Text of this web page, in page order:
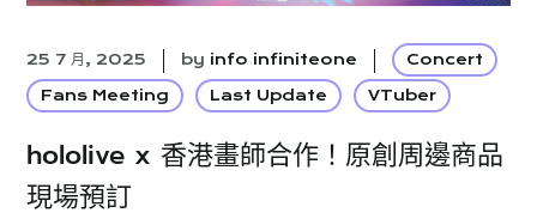
25 7 月, 2025 by info infiniteone
Concert
Fans Meeting
Last Update VTuber
hololive x 香港畫師合作！原創周邊商品
現場預訂